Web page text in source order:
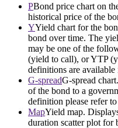
PBond price chart on
historical price of the
YYield chart for the
bond over time. The
may be one of the
(yield to call), or YTP
definitions are available
G-spreadG-spread
of the bond to a
definition please refer
MapYield map.
duration scatter plot for